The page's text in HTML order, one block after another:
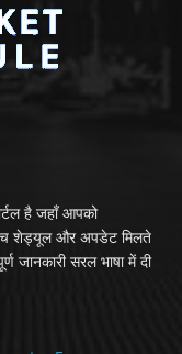
है जहाँ आपको
शेड्यूल और अपडेट मिलते
सरल भाषा में दी